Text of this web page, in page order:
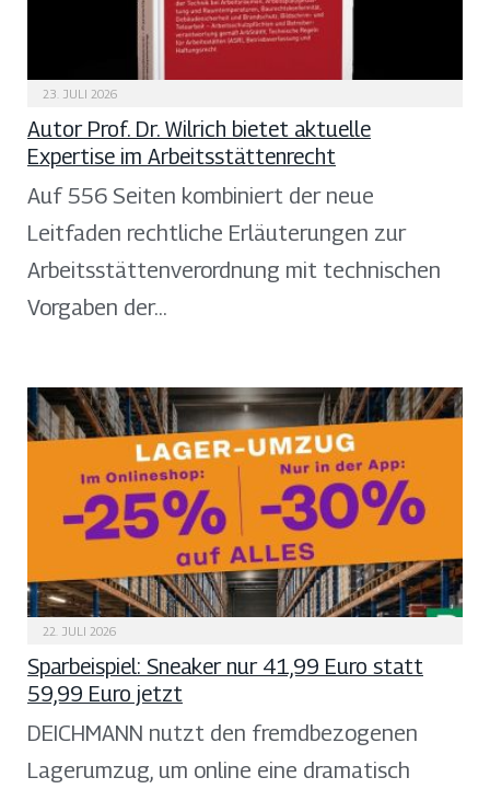
23. JULI 2026
Autor Prof. Dr. Wilrich bietet aktuelle
Expertise im Arbeitsstättenrecht
Auf 556 Seiten kombiniert der neue
Leitfaden rechtliche Erläuterungen zur
Arbeitsstättenverordnung mit technischen
Vorgaben der…
22. JULI 2026
Sparbeispiel: Sneaker nur 41,99 Euro statt
59,99 Euro jetzt
DEICHMANN nutzt den fremdbezogenen
Lagerumzug, um online eine dramatisch